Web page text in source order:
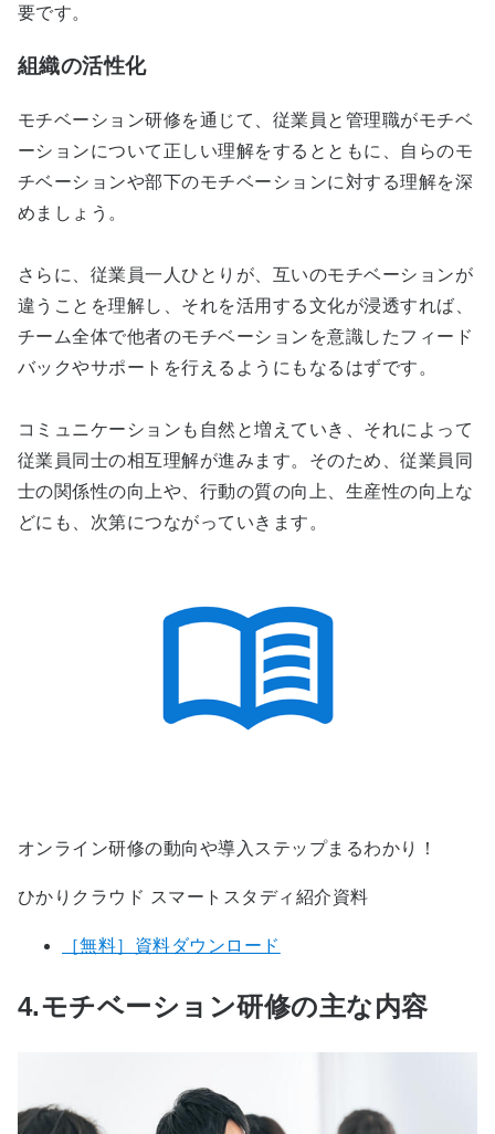
要です。
組織の活性化
モチベーション研修を通じて、従業員と管理職がモチベ
ーションについて正しい理解をするとともに、自らのモ
チベーションや部下のモチベーションに対する理解を深
めましょう。
さらに、従業員一人ひとりが、互いのモチベーションが
違うことを理解し、それを活用する文化が浸透すれば、
チーム全体で他者のモチベーションを意識したフィード
バックやサポートを行えるようにもなるはずです。
コミュニケーションも自然と増えていき、それによって
従業員同士の相互理解が進みます。そのため、従業員同
士の関係性の向上や、行動の質の向上、生産性の向上な
どにも、次第につながっていきます。
オンライン研修の動向や導入ステップまるわかり！
ひかりクラウド スマートスタディ紹介資料
［無料］資料ダウンロード
4.モチベーション研修の主な内容